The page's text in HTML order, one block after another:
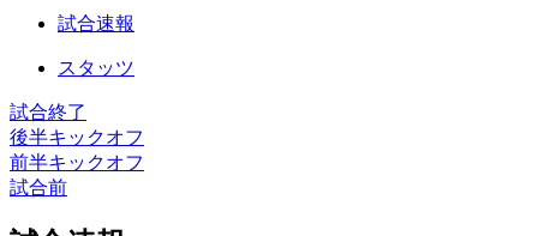
試合速報
スタッツ
試合終了
後半キックオフ
前半キックオフ
試合前